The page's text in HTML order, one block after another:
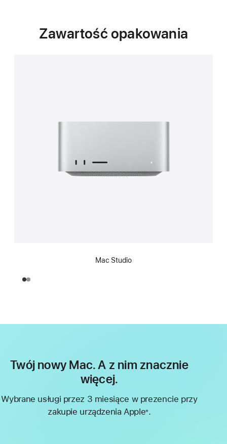
Zawartość opakowania
Mac Studio
Twój nowy Mac. A z nim znacznie
więcej.
Wybrane usługi przez 3 miesiące w prezencie przy
zakupie urządzenia Apple※.